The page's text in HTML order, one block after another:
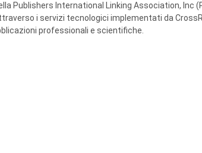
Publishers International Linking Association, Inc
i servizi tecnologici implementati da
professionali e scientifiche.